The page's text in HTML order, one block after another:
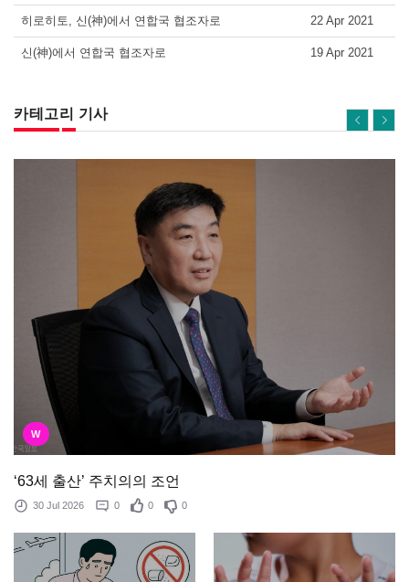
히로히토, 신(神)에서 연합국 협조자로 22 Apr 2021
신(神)에서 연합국 협조자로 19 Apr 2021
카테고리 기사
W
‘63세 출산’ 주치의의 조언
30 Jul 2026 0 0 0